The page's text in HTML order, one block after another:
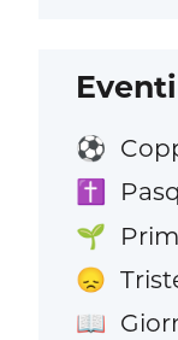
⚽
✝️
🌱
😞
📖